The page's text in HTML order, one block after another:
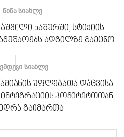
ᲬᲘᲜᲐ ᲡᲘᲐᲮᲚᲔ
ხაშურში, სტიქიის
ადგილზე გაეცნო
ᲡᲘᲐᲮᲚᲔ
უფლებათა დაცვისა
კომიტეტთთან
გაიმართა